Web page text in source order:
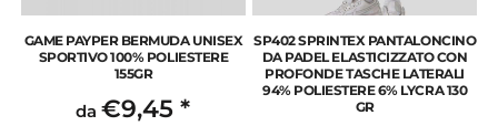
GAME PAYPER BERMUDA UNISEX
SPORTIVO 100% POLIESTERE
155GR
da€9,45*
SP402 SPRINTEX PANTALONCINO
DA PADEL ELASTICIZZATO CON
PROFONDE TASCHE LATERALI
94% POLIESTERE 6% LYCRA 130
GR